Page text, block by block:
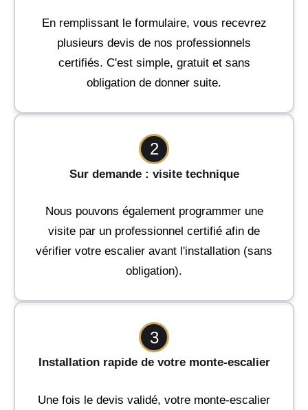
En remplissant le formulaire, vous recevrez
plusieurs devis de nos professionnels
certifiés. C'est simple, gratuit et sans
obligation de donner suite.
2
Sur demande : visite technique
Nous pouvons également programmer une
visite par un professionnel certifié afin de
vérifier votre escalier avant l'installation (sans
obligation).
3
Installation rapide de votre monte-escalier
Une fois le devis validé, votre monte-escalier